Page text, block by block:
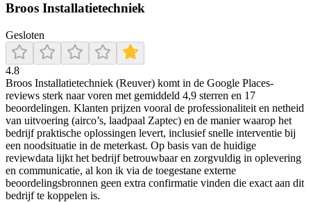
Broos Installatietechniek
Gesloten
4.8
Broos Installatietechniek (Reuver) komt in de Google Places-
reviews sterk naar voren met gemiddeld 4,9 sterren en 17
beoordelingen. Klanten prijzen vooral de professionaliteit en netheid
van uitvoering (airco’s, laadpaal Zaptec) en de manier waarop het
bedrijf praktische oplossingen levert, inclusief snelle interventie bij
een noodsituatie in de meterkast. Op basis van de huidige
reviewdata lijkt het bedrijf betrouwbaar en zorgvuldig in oplevering
en communicatie, al kon ik via de toegestane externe
beoordelingsbronnen geen extra confirmatie vinden die exact aan dit
bedrijf te koppelen is.